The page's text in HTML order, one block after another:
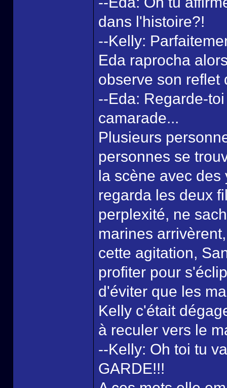
dans l'histoire?!
--Kelly:
Eda raprocha
observe son reflet
--Eda: Regarde-
camarade...
Plusieurs
personnes se
la scène avec
regarda les deux
perplexité, ne
marines
cette agitation,
profiter pour
d'éviter que les
Kelly c'était
à reculer vers le
--Kelly: Oh toi tu
GARDE!!!